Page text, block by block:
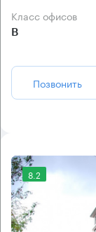
Класс офисов
B
Позвонить
8.2